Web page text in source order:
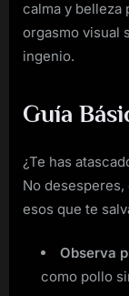
calma y belleza
orgasmo visual
ingenio.
Guía
¿Te has
No
esos que te
Observa
como pollo